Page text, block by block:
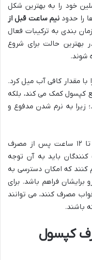
ملین خود را به بهترین شکل
را حدودنیم ساعت قبل از
بندی به ترکیبات فعال
بهترین حالت برای شروع
شوند.
با مقدار کافی آب میل کرد.
کپسول کمک می کند، بلکه
زیرا به نرم شدن مدفوع و
حدود ۸ تا ۱۲ ساعت پس از مصرف
باید به آن توجه
کنند که امکان دسترسی به
فراهم باشد. برای
مصرف کنند، می توانند
باشند.
کپسول